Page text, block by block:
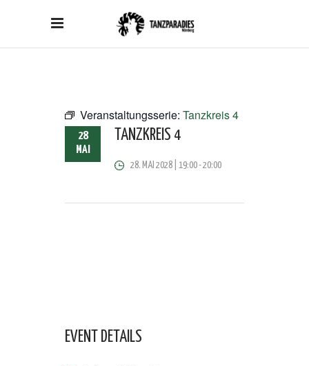
Veranstaltungsserie: Tanzkreis 4
28
MAI
TANZKREIS 4
28. MAI 2028 | 19:00-20:00
EVENT DETAILS